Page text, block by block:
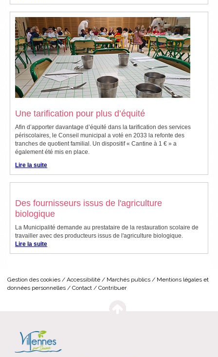
Une tarification pour plus d’équité
Afin d’apporter davantage d’équité dans la tarification des services
périscolaires, le Conseil municipal a voté en 2033 la refonte des
tranches de quotient familial. Un dispositif « Cantine à 1 € » a
également été mis en place.
Lire la suite
Des fournisseurs issus de l'agriculture
biologique
La Municipalité demande au prestataire de la restauration scolaire de
travailler avec des producteurs issus de l'agriculture biologique.
Lire la suite
Gestion des cookies Accessibilité Marchés publics
Mentions légales et
données personnelles
Contact Contribuer